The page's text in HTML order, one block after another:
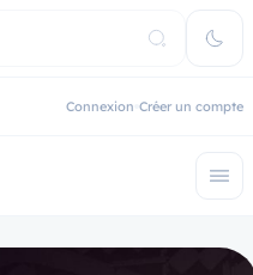
Connexion Créer un compte